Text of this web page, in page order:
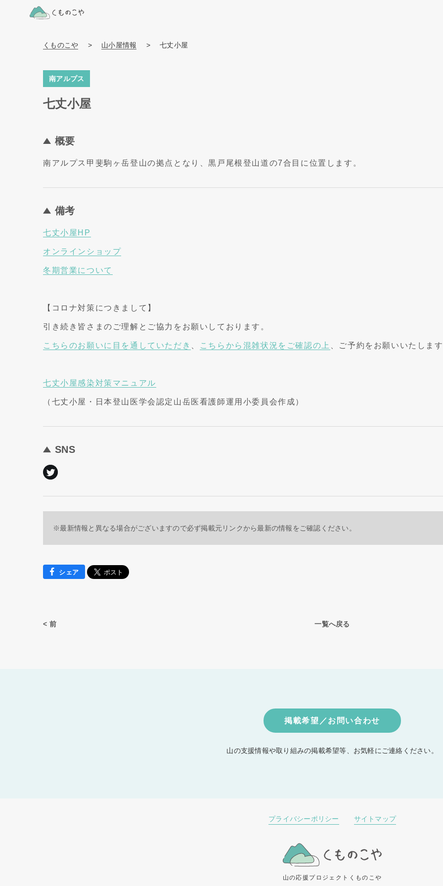
くものこや > 山小屋情報 > 七丈小屋
南アルプス
七丈小屋
概要
南アルプス甲斐駒ヶ岳登山の拠点となり、黒戸尾根登山道の7合目に位置します。
備考
七丈小屋HP
オンラインショップ
冬期営業について
【コロナ対策につきまして】
引き続き皆さまのご理解とご協力をお願いしております。
こちらのお願いに目を通していただき こちらから混雑状況をご確認の上 、ご予約をお願いいたしま
七丈小屋感染対策マニュアル
（七丈小屋・日本登山医学会認定山岳医看護師運用小委員会作成）
SNS
※最新情報と異なる場合がございますので必ず掲載元リンクから最新の情報をご確認ください。
シェア
一覧へ戻る
< 前
掲載希望／お問い合わせ
山の支援情報や取り組みの掲載希望等、 お気軽にご連絡ください。
プライバシーポリシー サイトマップ
山の応援プロジェクトくものこや